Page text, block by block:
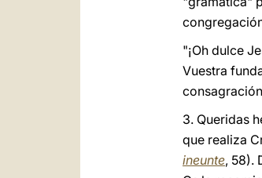
"¡Oh dulce
Vuestra
3. Queridas
que realiza
ineunte, 58).